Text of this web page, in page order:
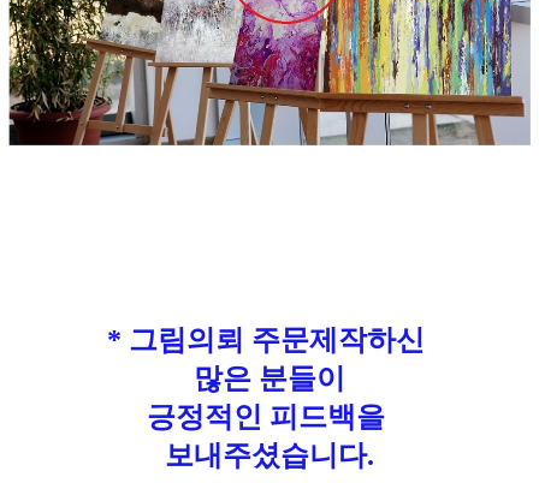
* 그림의뢰 주문제작하신
많은 분들이
긍정적인 피드백을
보내주셨습니다.